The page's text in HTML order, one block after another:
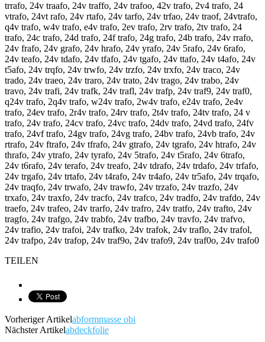
trrafo, 24v traafo, 24v traffo, 24v trafoo, 42v trafo, 2v4 trafo, 24
vtrafo, 24vt rafo, 24v rtafo, 24v tarfo, 24v trfao, 24v traof, 24vtrafo,
q4v trafo, w4v trafo, e4v trafo, 2ev trafo, 2rv trafo, 2tv trafo, 24
trafo, 24c trafo, 24d trafo, 24f trafo, 24g trafo, 24b trafo, 24v rrafo,
24v frafo, 24v grafo, 24v hrafo, 24v yrafo, 24v 5rafo, 24v 6rafo,
24v teafo, 24v tdafo, 24v tfafo, 24v tgafo, 24v ttafo, 24v t4afo, 24v
t5afo, 24v trqfo, 24v trwfo, 24v trzfo, 24v trxfo, 24v traco, 24v
trado, 24v traeo, 24v traro, 24v trato, 24v trago, 24v trabo, 24v
travo, 24v trafi, 24v trafk, 24v trafl, 24v trafp, 24v traf9, 24v traf0,
q24v trafo, 2q4v trafo, w24v trafo, 2w4v trafo, e24v trafo, 2e4v
trafo, 24ev trafo, 2r4v trafo, 24rv trafo, 2t4v trafo, 24tv trafo, 24 v
trafo, 24v trafo, 24cv trafo, 24vc trafo, 24dv trafo, 24vd trafo, 24fv
trafo, 24vf trafo, 24gv trafo, 24vg trafo, 24bv trafo, 24vb trafo, 24v
rtrafo, 24v ftrafo, 24v tfrafo, 24v gtrafo, 24v tgrafo, 24v htrafo, 24v
thrafo, 24v ytrafo, 24v tyrafo, 24v 5trafo, 24v t5rafo, 24v 6trafo,
24v t6rafo, 24v terafo, 24v treafo, 24v tdrafo, 24v trdafo, 24v trfafo,
24v trgafo, 24v trtafo, 24v t4rafo, 24v tr4afo, 24v tr5afo, 24v trqafo,
24v traqfo, 24v trwafo, 24v trawfo, 24v trzafo, 24v trazfo, 24v
trxafo, 24v traxfo, 24v tracfo, 24v trafco, 24v tradfo, 24v trafdo, 24v
traefo, 24v trafeo, 24v trarfo, 24v trafro, 24v tratfo, 24v trafto, 24v
tragfo, 24v trafgo, 24v trabfo, 24v trafbo, 24v travfo, 24v trafvo,
24v trafio, 24v trafoi, 24v trafko, 24v trafok, 24v traflo, 24v trafol,
24v trafpo, 24v trafop, 24v traf9o, 24v trafo9, 24v traf0o, 24v trafo0
TEILEN
Vorheriger Artikelabformmasse obi
Nächster Artikelabdeckfolie